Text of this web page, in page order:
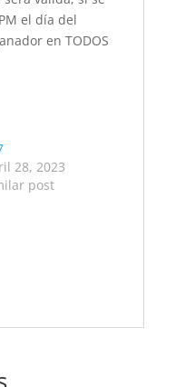
el día del
en TODOS
28, 2023
post